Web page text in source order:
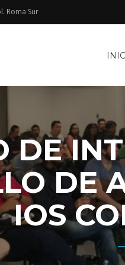
Roma Sur​
DE
DE
IOS